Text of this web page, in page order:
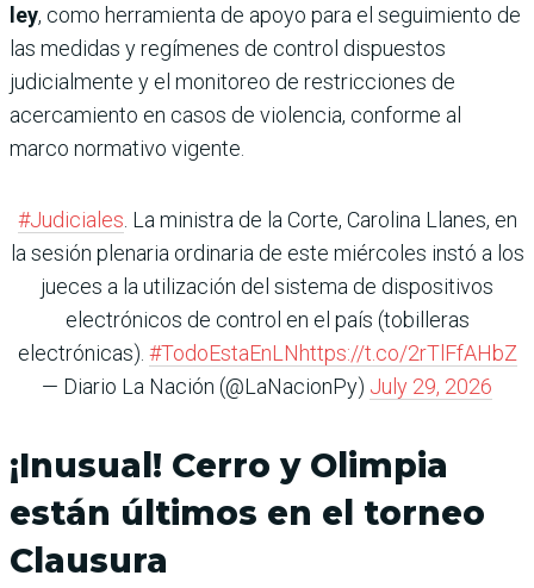
ley, como herramienta de apoyo para el seguimiento de
las medidas y regímenes de control dispuestos
judicialmente y el monitoreo de restricciones de
acercamiento en casos de violencia, conforme al
marco normativo vigente.
#Judiciales . La ministra de la Corte, Carolina Llanes, en
la sesión plenaria ordinaria de este miércoles instó a los
jueces a la utilización del sistema de dispositivos
electrónicos de control en el país (tobilleras
electrónicas). #TodoEstaEnLNhttps://t.co/2rTlFfAHbZ
— Diario La Nación (@LaNacionPy) July 29, 2026
¡Inusual! Cerro y Olimpia
están últimos en el torneo
Clausura